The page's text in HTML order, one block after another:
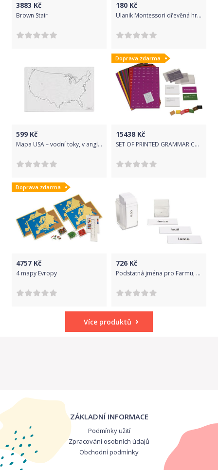
3883 Kč
Brown Stair
180 Kč
Ulanik Montessori dřevěná hračka "Wonderful bag"
599 Kč
Mapa USA – vodní toky, v angličtině
Doprava zdarma
15438 Kč
SET OF PRINTED GRAMMAR CARDS
Doprava zdarma
4757 Kč
4 mapy Evropy
726 Kč
Podstatná jména pro Farmu, anglicky
Více produktů
ZÁKLADNÍ INFORMACE
Podmínky užití
Zpracování osobních údajů
Obchodní podmínky